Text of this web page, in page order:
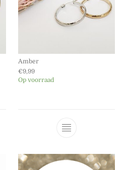
meerdere variaties.
Amber
€9,99
Op voorraad
Dit product